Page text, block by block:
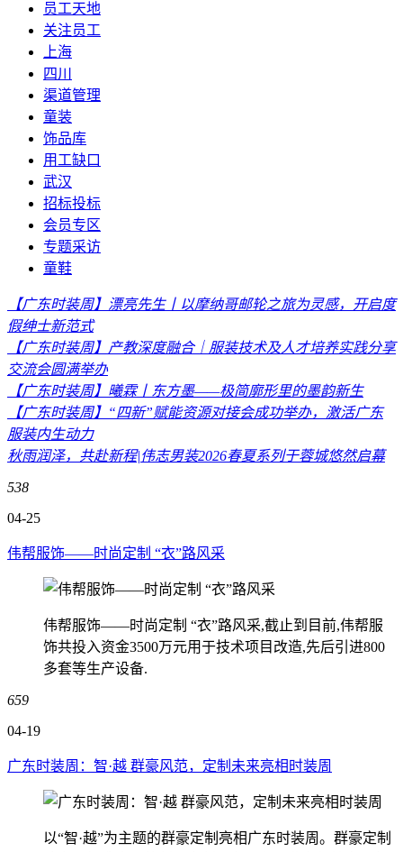
员工天地
关注员工
上海
四川
渠道管理
童装
饰品库
用工缺口
武汉
招标投标
会员专区
专题采访
童鞋
【广东时装周】漂亮先生丨以摩纳哥邮轮之旅为灵感，开启度
假绅士新范式
【广东时装周】产教深度融合｜服装技术及人才培养实践分享
交流会圆满举办
【广东时装周】曦霖丨东方墨——极简廓形里的墨韵新生
【广东时装周】“四新”赋能资源对接会成功举办，激活广东
服装内生动力
秋雨润泽，共赴新程|伟志男装2026春夏系列于蓉城悠然启幕
538
04-25
伟帮服饰——时尚定制 “衣”路风采
伟帮服饰——时尚定制 “衣”路风采,截止到目前,伟帮服
饰共投入资金3500万元用于技术项目改造,先后引进800
多套等生产设备.
659
04-19
广东时装周：智·越 群豪风范，定制未来亮相时装周
以“智·越”为主题的群豪定制亮相广东时装周。群豪定制